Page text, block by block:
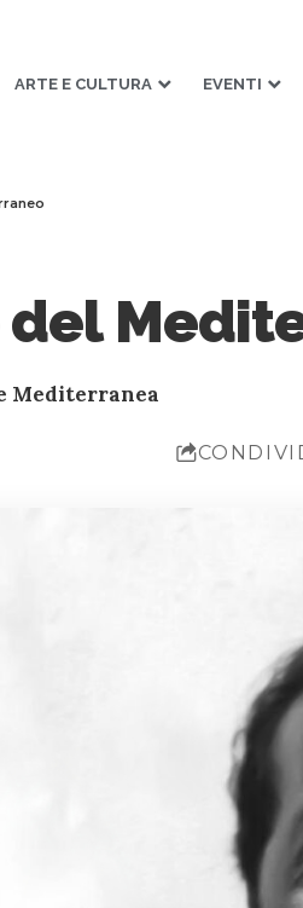
ARTE E CULTURA EVENTI
del
Mediterranea